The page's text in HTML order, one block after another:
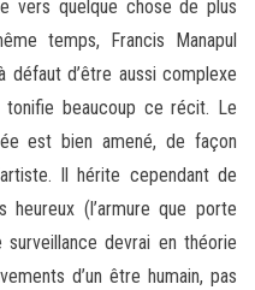
vers quelque chose de plus
temps, Francis Manapul
défaut d’être aussi complexe
beaucoup ce récit. Le
est bien amené, de façon
Il hérite cependant de
(l’armure que porte
devrai en théorie
d’un être humain, pas